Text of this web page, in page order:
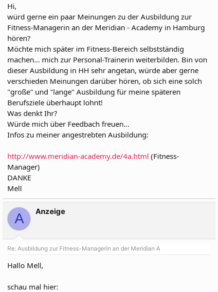
Hi,
würd gerne ein paar Meinungen zu der Ausbildung zur
Fitness-Managerin an der Meridian - Academy in Hamburg
hören?
Möchte mich später im Fitness-Bereich selbstständig
machen... mich zur Personal-Trainerin weiterbilden. Bin von
dieser Ausbildung in HH sehr angetan, würde aber gerne
verschieden Meinungen darüber hören, ob sich eine solch
"große" und "lange" Ausbildung für meine späteren
Berufsziele überhaupt lohnt!
Was denkt Ihr?
Würde mich über Feedbach freuen...
Infos zu meiner angestrebten Ausbildung:
http://www.meridian-academy.de/4a.html (Fitness-
Manager)
DANKE
Mell
A Anzeige
Re: Ausbildung zur Fitness-Managerin an der Meridian A
Hallo Mell,
schau mal hier: